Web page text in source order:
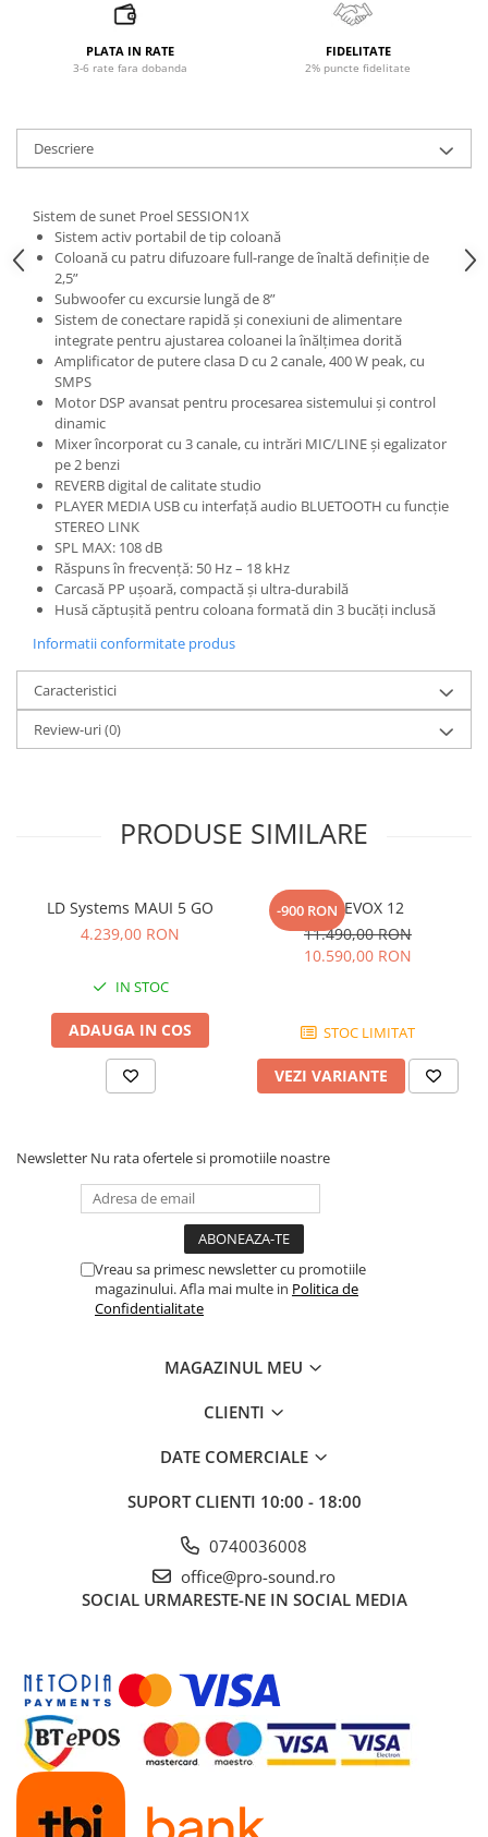
Microfoane wireless si sisteme
Stative de microfon
Accesorii de rack
Accesorii echipamente de studio
Controllere MIDI - USB DAW
Controllere monitoare de studio
Convertoare AD/DA
Interfete audio
Interfete MIDI si Cabluri Midi-USB
Microfoane de studio
Monitoare de studio
Pop filtre
Preamplificatoare
Protectii antifonice pentru urechi
Rack studio
Recordere de studio
Recordere portabile
Sintetizatoare
Tratament acustic
Lumini si efecte
Accesorii pentru lumini
Case-uri de lumini
Efecte de lumini
Moving Head-uri
Par Led si Pinspot
Chitare si bass
Instrumente cu arcus
Instrumente de percutie
Instrumente de suflat
Instrumente traditionale
Accesorii Pick-up si Vinyl
Controllere MIDI - USB DAW
Platane DJ
Samplere si controllere
Stative si pupitre DJ
Cabluri si conectori
Cabluri adaptoare, cabluri Y
PLATA IN RATE
3-6 rate fara dobanda
FIDELITATE
2% puncte fidelitate
Descriere
Sistem de sunet Proel SESSION1X
Sistem activ portabil de tip coloană
Coloană cu patru difuzoare full-range de înaltă definiție de
2,5”
Subwoofer cu excursie lungă de 8”
Sistem de conectare rapidă și conexiuni de alimentare
integrate pentru ajustarea coloanei la înălțimea dorită
Amplificator de putere clasa D cu 2 canale, 400 W peak, cu
SMPS
Motor DSP avansat pentru procesarea sistemului și control
dinamic
Mixer încorporat cu 3 canale, cu intrări MIC/LINE și egalizator
pe 2 benzi
REVERB digital de calitate studio
PLAYER MEDIA USB cu interfață audio BLUETOOTH cu funcție
STEREO LINK
SPL MAX: 108 dB
Răspuns în frecvență: 50 Hz – 18 kHz
Carcasă PP ușoară, compactă și ultra-durabilă
Husă căptușită pentru coloana formată din 3 bucăți inclusă
Informatii conformitate produs
Caracteristici
Review-uri(0)
PRODUSE SIMILARE
LD Systems MAUI 5 GO
4.239,00 RON
IN STOC
ADAUGA IN COS
-900 RONRCF EVOX 12
11.490,00 RON
10.590,00 RON
STOC LIMITAT
VEZI VARIANTE
Newsletter Nu rata ofertele si promotiile noastre
Vreau sa primesc newsletter cu promotiile
magazinului. Afla mai multe in Politica de
Confidentialitate
MAGAZINUL MEU
CLIENTI
DATE COMERCIALE
SUPORT CLIENTI 10:00 - 18:00
0740036008
office@pro-sound.ro
SOCIAL URMARESTE-NE IN SOCIAL MEDIA